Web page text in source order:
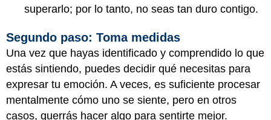
superarlo; por lo tanto, no seas tan duro contigo.
Segundo paso: Toma medidas
Una vez que hayas identificado y comprendido lo que
estás sintiendo, puedes decidir qué necesitas para
expresar tu emoción. A veces, es suficiente procesar
mentalmente cómo uno se siente, pero en otros
casos, querrás hacer algo para sentirte mejor.